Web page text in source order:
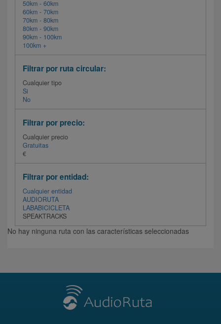
50km - 60km
60km - 70km
70km - 80km
80km - 90km
90km - 100km
100km +
Filtrar por ruta circular:
Cualquier tipo
Si
No
Filtrar por precio:
Cualquier precio
Gratuitas
€
Filtrar por entidad:
Cualquier entidad
AUDIORUTA
LABABICICLETA
SPEAKTRACKS
No hay ninguna ruta con las características seleccionadas